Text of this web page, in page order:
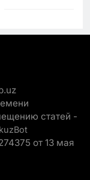
статей -
от 13 мая